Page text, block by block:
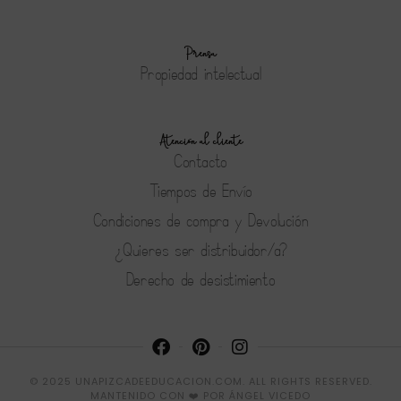
Prensa
Propiedad intelectual
Atención al cliente
Contacto
Tiempos de Envío
Condiciones de compra y Devolución
¿Quieres ser distribuidor/a?
Derecho de desistimiento
© 2025 UNAPIZCADEEDUCACION.COM. ALL RIGHTS RESERVED.
MANTENIDO CON ❤️ POR ÁNGEL VICEDO